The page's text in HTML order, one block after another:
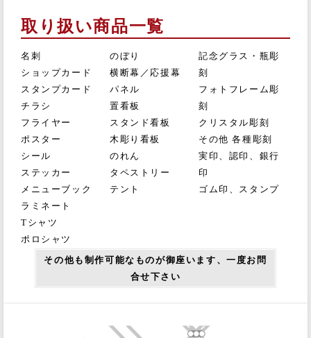
取り扱い商品一覧
名刺
ショップカード
スタンプカード
チラシ
フライヤー
ポスター
シール
ステッカー
メニューブック
ラミネート
Tシャツ
ポロシャツ
のぼり
横断幕／応援幕
パネル
置看板
スタンド看板
木彫り看板
のれん
タペストリー
テント
記念グラス・瓶彫
刻
フォトフレーム彫
刻
クリスタル彫刻
その他 各種彫刻
実印、認印、銀行
印
ゴム印、スタンプ
その他も制作可能なものが御座います、一度お問
合せ下さい